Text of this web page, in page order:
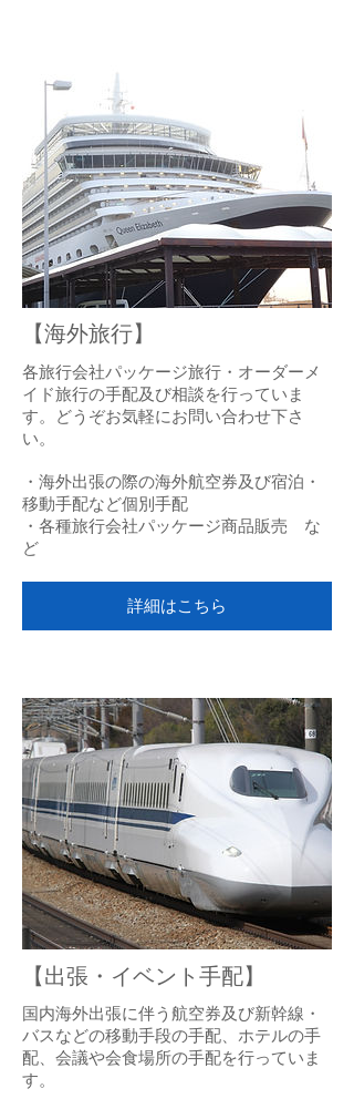
【海外旅行】
各旅行会社パッケージ旅行・オーダーメ
イド旅行の手配及び相談を行っていま
す。どうぞお気軽にお問い合わせ下さ
い。
・海外出張の際の海外航空券及び宿泊・
移動手配など個別手配
・各種旅行会社パッケージ商品販売 な
ど
詳細はこちら
【出張・イベント手配】
国内海外出張に伴う航空券及び新幹線・
バスなどの移動手段の手配、ホテルの手
配、会議や会食場所の手配を行っていま
す。